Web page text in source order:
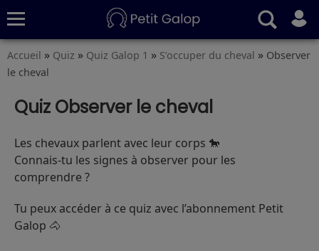
Quiz
Conseils
Fiches
S’abonner
Accueil » Quiz » Quiz Galop 1 » S’occuper du cheval » Observer
le cheval
Quiz Observer le cheval
Les chevaux parlent avec leur corps 🐎
Connais‑tu les signes à observer pour les
comprendre ?
Tu peux accéder à ce quiz avec l’abonnement Petit
Galop 🐴